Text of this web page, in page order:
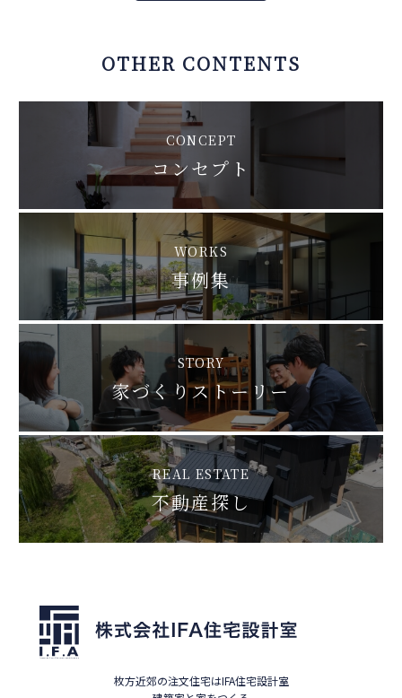
OTHER CONTENTS
CONCEPT
コンセプト
WORKS
事例集
STORY
家づくりストーリー
REAL ESTATE
不動産探し
枚方近郊の注文住宅はIFA住宅設計室